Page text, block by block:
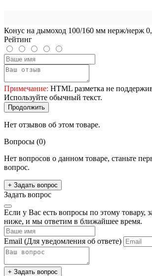
Конус на дымоход 100/160 мм нерж/нерж
Рейтинг
Примечание: HTML разметка не
Используйте обычный текст.
Продолжить
Нет отзывов об этом товаре.
Вопросы (0)
Нет вопросов о данном товаре, станьте
вопрос.
+ Задать вопрос
Задать вопрос
Если у Вас есть вопросы по этому товару,
ниже, и мы ответим в ближайшее время.
Email (Для уведомления об ответе)
+ Задать вопрос